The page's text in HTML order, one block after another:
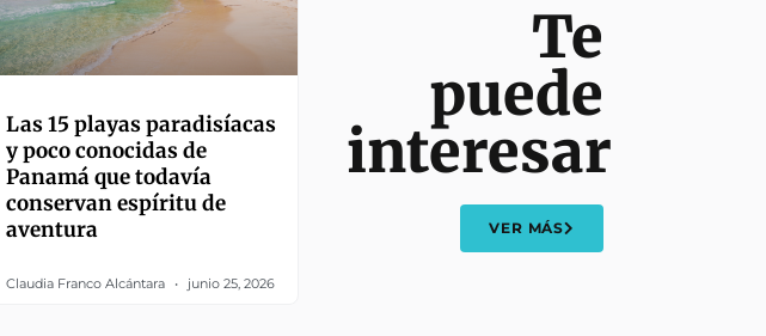
Las 15 playas paradisíacas
y poco conocidas de
Panamá que todavía
conservan espíritu de
aventura
Claudia Franco Alcántara junio 25, 2026
Te
puede
interesar
VER MÁS